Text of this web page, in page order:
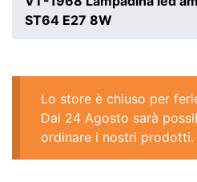
ST64 E27 8W
Lo store è chiuso per
Dal 24 Agosto sarà
ordinare i nostri prodotti.